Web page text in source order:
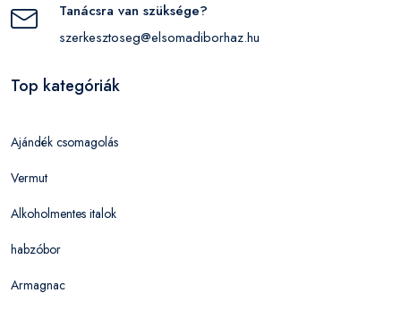
Tanácsra van szüksége?
szerkesztoseg@elsomadiborhaz.hu
Top kategóriák
Ajándék csomagolás
Vermut
Alkoholmentes italok
habzóbor
Armagnac